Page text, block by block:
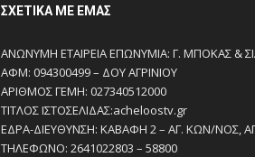
ΣΧΕΤΙΚΆ ΜΕ ΕΜΆΣ
ΑΝΩΝΥΜΗ ΕΤΑΙΡΕΙΑ ΕΠΩΝΥΜΙΑ: Γ. ΜΠΟΚΑΣ &
ΑΦΜ: 094300499 – ΔΟΥ ΑΓΡΙΝΙΟΥ
ΑΡΙΘΜΟΣ ΓΕΜΗ: 027340512000
ΤΙΤΛΟΣ ΙΣΤΟΣΕΛΙΔΑΣ:acheloostv.gr
ΕΔΡΑ-ΔΙΕΥΘΥΝΣΗ: ΚΑΒΑΦΗ 2 – ΑΓ. ΚΩΝ/ΝΟΣ,
ΤΗΛΕΦΩΝΟ: 2641022803 – 58800